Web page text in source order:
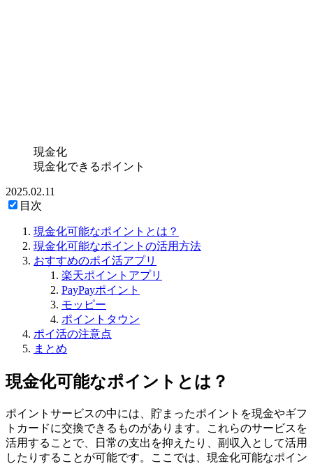
現金化
現金化できるポイント
2025.02.11
目次
現金化可能なポイントとは？
現金化可能なポイントの活用方法
おすすめのポイ活アプリ
楽天ポイントアプリ
PayPayポイント
モッピー
ポイントタウン
ポイ活の注意点
まとめ
現金化可能なポイントとは？
ポイントサービスの中には、貯まったポイントを現金やギフ
トカードに交換できるものがあります。これらのサービスを
活用することで、日常の支出を抑えたり、副収入として活用
したりすることが可能です。ここでは、現金化可能なポイン